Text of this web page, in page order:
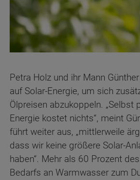
Petra Holz und ihr Mann
auf Solar-Energie, um sich
Ölpreisen abzukoppeln. „Selbst
Energie kostet nichts“, meint
führt weiter aus, „mittlerweile
dass wir keine größere Solar-
haben“. Mehr als 60 Prozent
Bedarfs an Warmwasser zum